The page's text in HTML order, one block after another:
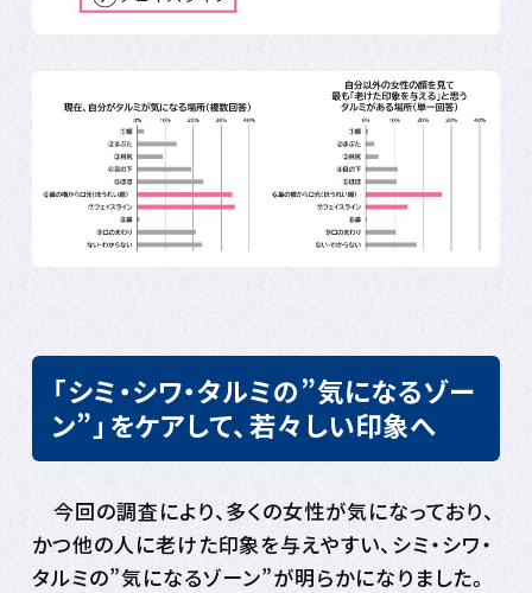
「シミ・シワ・タルミの”気になるゾー
ン”」をケアして、若々しい印象へ
今回の調査により、多くの女性が気になっており、
かつ他の人に老けた印象を与えやすい、シミ・シワ・
タルミの”気になるゾーン”が明らかになりました。